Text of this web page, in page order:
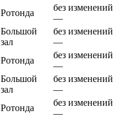
Ротонда
без изменений
—
Большой
зал
без изменений
—
Ротонда
без изменений
—
Большой
зал
без изменений
—
Ротонда
без изменений
—